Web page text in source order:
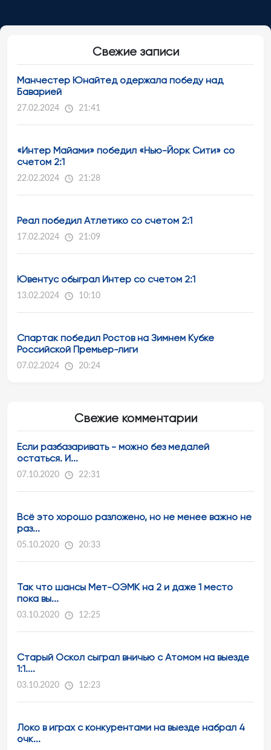
Свежие записи
Манчестер Юнайтед одержала победу над
Баварией
27.02.2024 21:41
«Интер Майами» победил «Нью-Йорк Сити» со
счетом 2:1
22.02.2024 21:28
Реал победил Атлетико со счетом 2:1
17.02.2024 21:09
Ювентус обыграл Интер со счетом 2:1
13.02.2024 10:10
Спартак победил Ростов на Зимнем Кубке
Российской Премьер-лиги
07.02.2024 20:24
Свежие комментарии
Если разбазаривать - можно без медалей
остаться. И...
07.10.2020 22:31
Всё это хорошо разложено, но не менее важно не
раз...
05.10.2020 20:33
Так что шансы Мет-ОЭМК на 2 и даже 1 место
пока вы...
03.10.2020 12:25
Старый Оскол сыграл вничью с Атомом на выезде
1:1....
03.10.2020 12:23
Локо в играх с конкурентами на выезде набрал 4
очк...